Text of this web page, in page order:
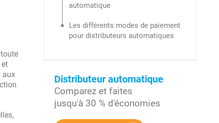
aux
automatique
Les différents modes de paiement
pour distributeurs automatiques
Distributeur automatique
Comparez et faites
jusqu'à 30 % d'économies